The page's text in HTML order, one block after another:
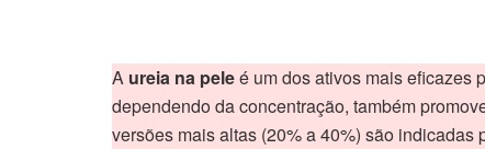
A ureia na peleé um dos ativos mais eficazes
dependendo da concentração, também
versões mais altas (20% a 40%) são